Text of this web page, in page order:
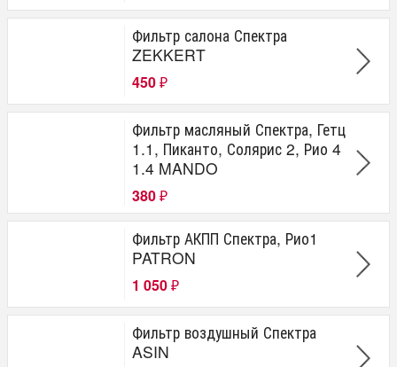
Фильтр салона Спектра
ZEKKERT
450 ₽
Фильтр масляный Спектра, Гетц
1.1, Пиканто, Солярис 2, Рио 4
1.4 MANDO
380 ₽
Фильтр АКПП Спектра, Рио1
PATRON
1 050 ₽
Фильтр воздушный Спектра
ASIN